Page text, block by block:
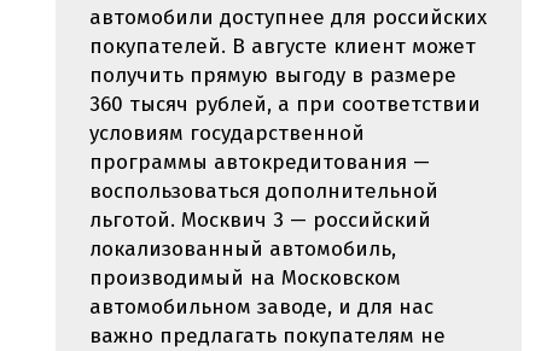
автомобили доступнее для российских
покупателей. В августе клиент может
получить прямую выгоду в размере
360 тысяч рублей, а при соответствии
условиям государственной
программы автокредитования —
воспользоваться дополнительной
льготой. Москвич 3 — российский
локализованный автомобиль,
производимый на Московском
автомобильном заводе, и для нас
важно предлагать покупателям не